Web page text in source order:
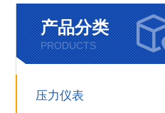
产品分类
PRODUCTS
压力仪表